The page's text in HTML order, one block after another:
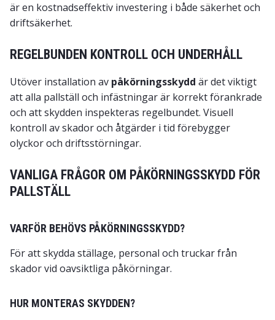
är en kostnadseffektiv investering i både säkerhet och
driftsäkerhet.
REGELBUNDEN KONTROLL OCH UNDERHÅLL
Utöver installation av påkörningsskydd är det viktigt
att alla pallställ och infästningar är korrekt förankrade
och att skydden inspekteras regelbundet. Visuell
kontroll av skador och åtgärder i tid förebygger
olyckor och driftsstörningar.
VANLIGA FRÅGOR OM PÅKÖRNINGSSKYDD FÖR
PALLSTÄLL
VARFÖR BEHÖVS PÅKÖRNINGSSKYDD?
För att skydda ställage, personal och truckar från
skador vid oavsiktliga påkörningar.
HUR MONTERAS SKYDDEN?